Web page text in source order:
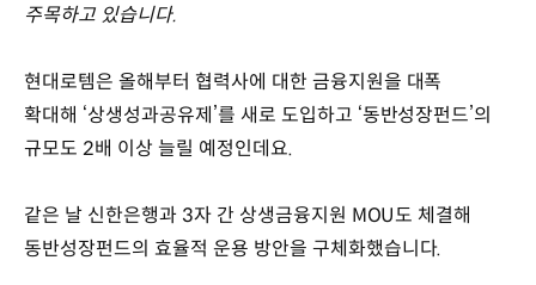
주목하고 있습니다.
현대로템은 올해부터 협력사에 대한 금융지원을 대폭
확대해 ‘상생성과공유제’를 새로 도입하고 ‘동반성장펀드’의
규모도 2배 이상 늘릴 예정인데요.
같은 날 신한은행과 3자 간 상생금융지원 MOU도 체결해
동반성장펀드의 효율적 운용 방안을 구체화했습니다.